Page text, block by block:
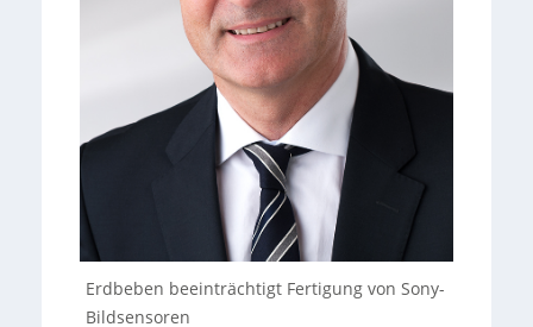
Erdbeben beeinträchtigt Fertigung von Sony-
Bildsensoren